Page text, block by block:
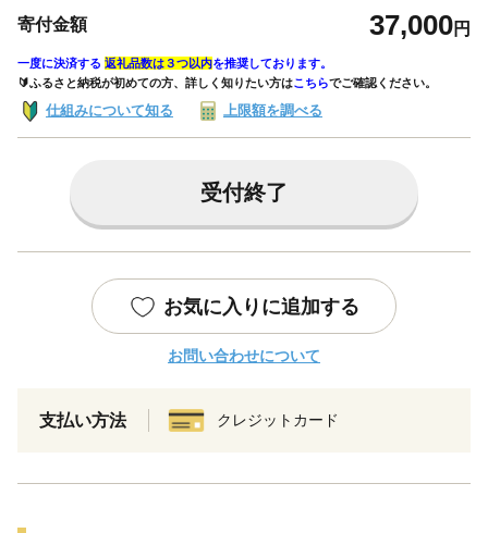
寄付金額 37,000円
一度に決済する 返礼品数は３つ以内を推奨しております。
🔰ふるさと納税が初めての方、詳しく知りたい方はこちらでご確認ください。
仕組みについて知る 上限額を調べる
受付終了
お気に入りに追加する
お問い合わせについて
支払い方法 クレジットカード